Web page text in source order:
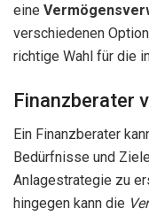
eine
verschiedenen
richtige Wahl für die
Finanzberater
Ein Finanzberater
Bedürfnisse und
Anlagestrategie zu
hingegen kann die